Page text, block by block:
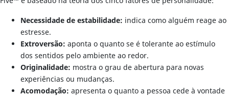
Necessidade de estabilidade: indica como alguém reage ao
estresse.
Extroversão: aponta o quanto se é tolerante ao estímulo
dos sentidos pelo ambiente ao redor.
Originalidade: mostra o grau de abertura para novas
experiências ou mudanças.
Acomodação: apresenta o quanto a pessoa cede à vontade